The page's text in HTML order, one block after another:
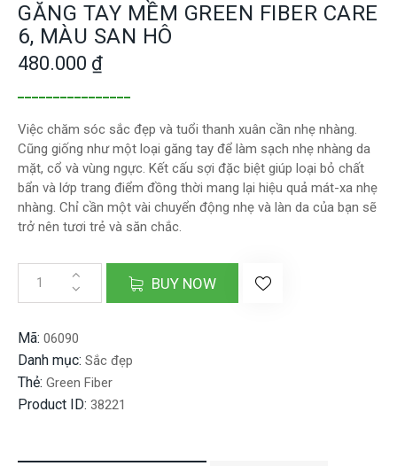
GĂNG TAY MỀM GREEN FIBER CARE
6, MÀU SAN HÔ
480.000 ₫
Việc chăm sóc sắc đẹp và tuổi thanh xuân cần nhẹ nhàng.
Cũng giống như một loại găng tay để làm sạch nhẹ nhàng da
mặt, cổ và vùng ngực. Kết cấu sợi đặc biệt giúp loại bỏ chất
bẩn và lớp trang điểm đồng thời mang lại hiệu quả mát-xa nhẹ
nhàng. Chỉ cần một vài chuyển động nhẹ và làn da của bạn sẽ
trở nên tươi trẻ và săn chắc.
BUY NOW
Mã: 06090
Danh mục: Sắc đẹp
Thẻ: Green Fiber
Product ID: 38221